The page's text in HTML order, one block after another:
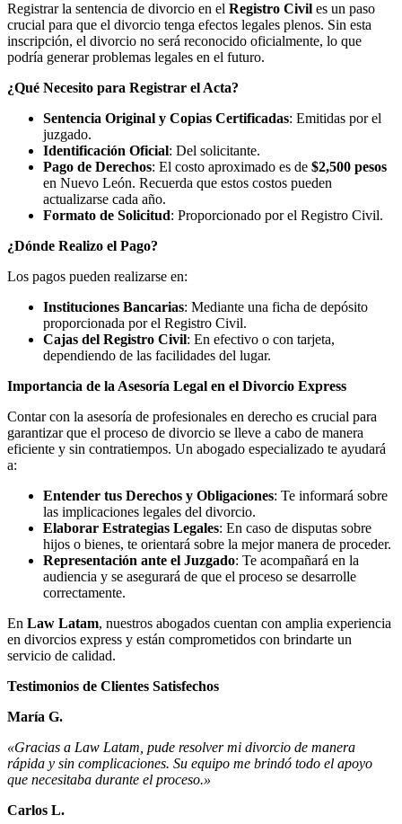
Registrar la sentencia de divorcio en el Registro Civil es un paso
crucial para que el divorcio tenga efectos legales plenos. Sin esta
inscripción, el divorcio no será reconocido oficialmente, lo que
podría generar problemas legales en el futuro.
¿Qué Necesito para Registrar el Acta?
Sentencia Original y Copias Certificadas: Emitidas por el
juzgado.
Identificación Oficial: Del solicitante.
Pago de Derechos: El costo aproximado es de $2,500 pesos
en Nuevo León. Recuerda que estos costos pueden
actualizarse cada año.
Formato de Solicitud: Proporcionado por el Registro Civil.
¿Dónde Realizo el Pago?
Los pagos pueden realizarse en:
Instituciones Bancarias: Mediante una ficha de depósito
proporcionada por el Registro Civil.
Cajas del Registro Civil: En efectivo o con tarjeta,
dependiendo de las facilidades del lugar.
Importancia de la Asesoría Legal en el Divorcio Express
Contar con la asesoría de profesionales en derecho es crucial para
garantizar que el proceso de divorcio se lleve a cabo de manera
eficiente y sin contratiempos. Un abogado especializado te ayudará
a:
Entender tus Derechos y Obligaciones: Te informará sobre
las implicaciones legales del divorcio.
Elaborar Estrategias Legales: En caso de disputas sobre
hijos o bienes, te orientará sobre la mejor manera de proceder.
Representación ante el Juzgado: Te acompañará en la
audiencia y se asegurará de que el proceso se desarrolle
correctamente.
En Law Latam, nuestros abogados cuentan con amplia experiencia
en divorcios express y están comprometidos con brindarte un
servicio de calidad.
Testimonios de Clientes Satisfechos
María G.
«Gracias a Law Latam, pude resolver mi divorcio de manera
rápida y sin complicaciones. Su equipo me brindó todo el apoyo
que necesitaba durante el proceso.»
Carlos L.